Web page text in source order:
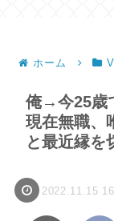
ホーム
俺→今25歳
現在無職、
と最近縁を
2022.11.15